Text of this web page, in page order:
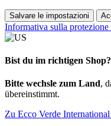
Salvare le impostazioni
Informativa sulla protezione
Bist du im richtigen Shop?
Bitte wechsle zum Land,
übereinstimmt.
Zu Ecco Verde